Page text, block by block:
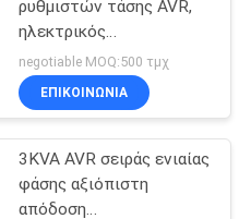
UPS
ρυθμιστών τάσης AVR,
ηλεκτρικός
σταθεροποιητής
επίδειξης LED/LCD για
το σπίτι
negotiable MOQ:500 τμχ
ΕΠΙΚΟΙΝΩΝΙΑ
3KVA AVR σειράς ενιαίας
φάσης αξιόπιστη
απόδοση